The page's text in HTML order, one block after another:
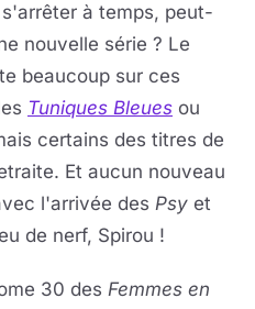
à temps, peut-
nouvelle série ? Le
beaucoup sur ces
Tuniques Bleues ou
certains des titres de
Et aucun nouveau
l'arrivée des Psy et
de nerf, Spirou !
30 des Femmes en